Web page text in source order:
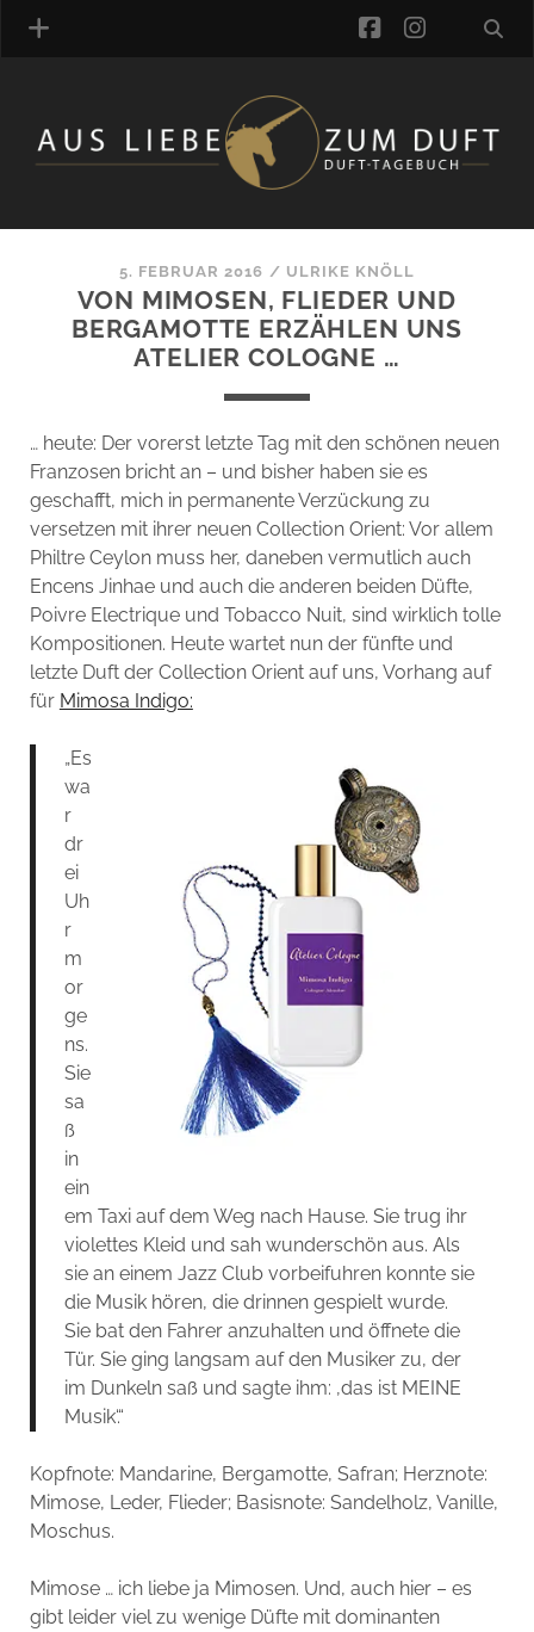
MANUFAKTUREN
DUFTNOTEN
KOMMENTARE
KATEGORIEN
ARTIKEL-ARCHIV
ONLINE-SHOP
DAS ALZD-TEAM
facebook
5. FEBRUAR 2016 / ULRIKE KNÖLL
VON MIMOSEN, FLIEDER UND
BERGAMOTTE ERZÄHLEN UNS
ATELIER COLOGNE …
… heute: Der vorerst letzte Tag mit den schönen neuen
Franzosen bricht an – und bisher haben sie es
geschafft, mich in permanente Verzückung zu
versetzen mit ihrer neuen Collection Orient: Vor allem
Philtre Ceylon muss her, daneben vermutlich auch
Encens Jinhae und auch die anderen beiden Düfte,
Poivre Electrique und Tobacco Nuit, sind wirklich tolle
Kompositionen. Heute wartet nun der fünfte und
letzte Duft der Collection Orient auf uns, Vorhang auf
für Mimosa Indigo:
„Es
wa
r
dr
ei
Uh
r
m
or
ge
ns.
Sie
sa
ß
in
ein
em Taxi auf dem Weg nach Hause. Sie trug ihr
violettes Kleid und sah wunderschön aus. Als
sie an einem Jazz Club vorbeifuhren konnte sie
die Musik hören, die drinnen gespielt wurde.
Sie bat den Fahrer anzuhalten und öffnete die
Tür. Sie ging langsam auf den Musiker zu, der
im Dunkeln saß und sagte ihm: ‚das ist MEINE
Musik‘.“
Kopfnote: Mandarine, Bergamotte, Safran; Herznote:
Mimose, Leder, Flieder; Basisnote: Sandelholz, Vanille,
Moschus.
Mimose … ich liebe ja Mimosen. Und, auch hier – es
gibt leider viel zu wenige Düfte mit dominanten